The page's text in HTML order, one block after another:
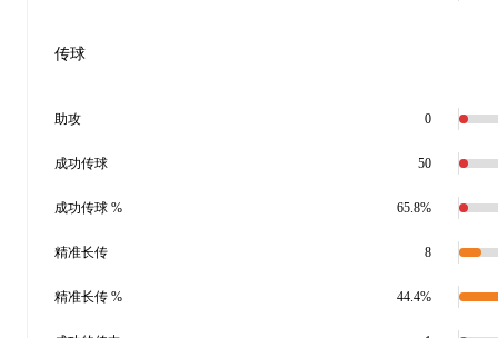
传球
助攻 0
成功传球 50
成功传球 % 65.8%
精准长传 8
精准长传 % 44.4%